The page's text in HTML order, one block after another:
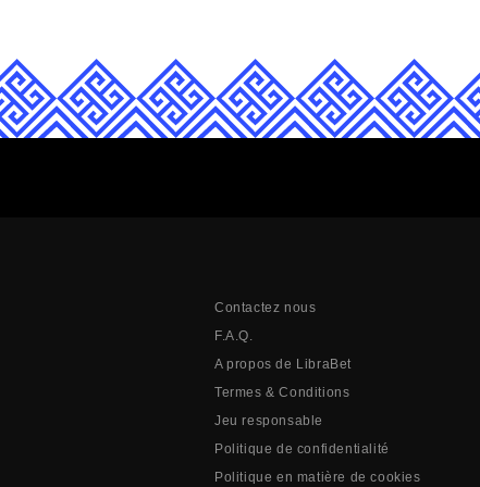
Contactez nous
F.A.Q.
A propos de LibraBet
Termes & Conditions
Jeu responsable
Politique de confidentialité
Politique en matière de cookies